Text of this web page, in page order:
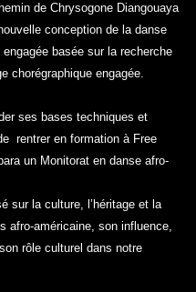
de Chrysogone Diangouaya
conception de la danse
basée sur la recherche
chorégraphique engagée.
ses bases techniques et
rentrer en formation à Free
un Monitorat en danse afro-
sur la culture, l’héritage et la
afro-américaine, son influence,
rôle culturel dans notre